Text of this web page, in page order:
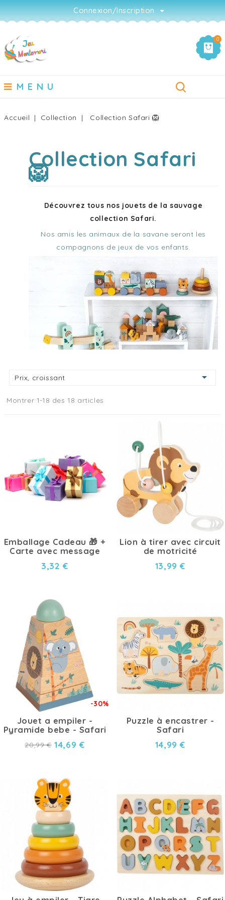
Connexion/Inscription
0
MENU
Accueil Collection Collection Safari 🦁
Collection Safari
🦁
Découvrez tous nos jouets de la sauvage
collection Safari.
Nos amis les animaux de la savane seront les
compagnons de jeux de vos enfants.
Prix, croissant 
Montrer 1-18 des 18 articles
Emballage Cadeau 🎁 +
Carte avec message
3,32 €
Lion à tirer avec circuit
de motricité
13,99 €
Jouet a empiler -
Pyramide bebe - Safari
20,99 €
-30%
14,69 €
Puzzle à encastrer -
Safari
14,99 €